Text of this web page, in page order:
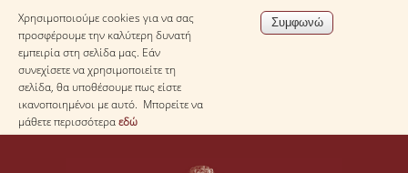
Χρησιμοποιούμε cookies για να σας
προσφέρουμε την καλύτερη δυνατή
εμπειρία στη σελίδα μας. Εάν
συνεχίσετε να χρησιμοποιείτε τη
σελίδα, θα υποθέσουμε πως είστε
ικανοποιημένοι με αυτό. Μπορείτε να
μάθετε περισσότεραεδώ